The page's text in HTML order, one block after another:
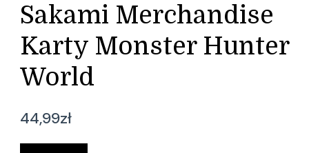
Sakami Merchandise
Karty Monster Hunter
World
44,99zł